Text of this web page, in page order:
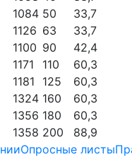
1084 50
33,7
1126 63
33,7
1100 90
42,4
1171 110
60,3
1181 125
60,3
1324 160
60,3
1356 180
60,3
1358 200
88,9
Опросные листы